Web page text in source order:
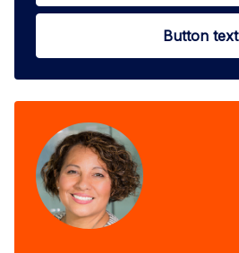
Button text